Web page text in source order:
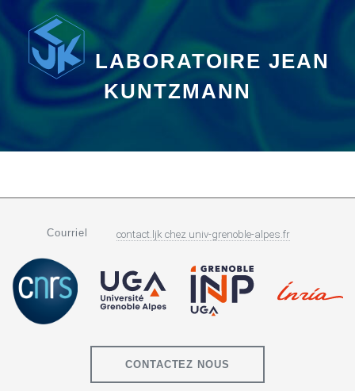
LABORATOIRE JEAN
KUNTZMANN
Courriel contact.ljk chez univ-grenoble-alpes.fr
CONTACTEZ NOUS